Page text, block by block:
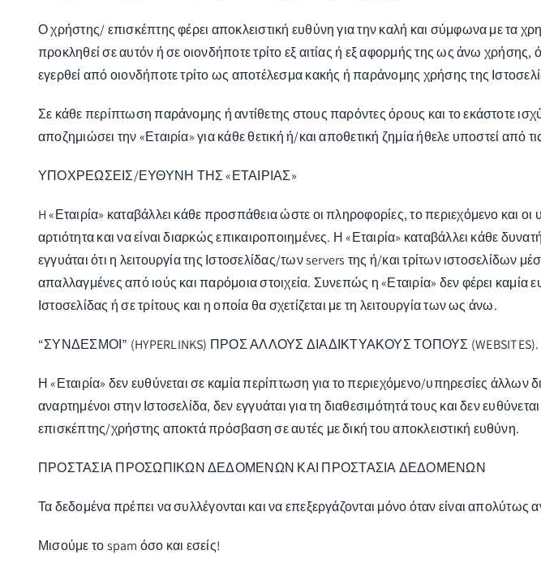
Ο χρήστης/ επισκέπτης φέρει αποκλειστική ευθύνη για την καλή και σύμφωνα με τα
προκληθεί σε αυτόν ή σε οιονδήποτε τρίτο εξ αιτίας ή εξ αφορμής της ως άνω
εγερθεί από οιονδήποτε τρίτο ως αποτέλεσμα κακής ή παράνομης χρήσης της
Σε κάθε περίπτωση παράνομης ή αντίθετης στους παρόντες όρους και το εκάστοτε
αποζημιώσει την «Εταιρία» για κάθε θετική ή/και αποθετική ζημία ήθελε υποστεί από
ΥΠΟΧΡΕΩΣΕΙΣ/ΕΥΘΥΝΗ ΤΗΣ «ΕΤΑΙΡΙΑΣ»
H «Εταιρία» καταβάλλει κάθε προσπάθεια ώστε οι πληροφορίες, το περιεχόμενο και
αρτιότητα και να είναι διαρκώς επικαιροποιημένες. Η «Εταιρία» καταβάλλει κάθε
εγγυάται ότι η λειτουργία της Ιστοσελίδας/των servers της ή/και τρίτων ιστοσελίδων
απαλλαγμένες από ιούς και παρόμοια στοιχεία. Συνεπώς η «Εταιρία» δεν φέρει
Ιστοσελίδας ή σε τρίτους και η οποία θα σχετίζεται με τη λειτουργία των ως άνω.
“ΣΥΝΔΕΣΜΟΙ” (HYPERLINKS) ΠΡΟΣ ΑΛΛΟΥΣ ΔΙΑΔΙΚΤΥΑΚΟΥΣ ΤΟΠΟΥΣ (WEBSITES).
Η «Εταιρία» δεν ευθύνεται σε καμία περίπτωση για το περιεχόμενο/υπηρεσίες
αναρτημένοι στην Ιστοσελίδα, δεν εγγυάται για τη διαθεσιμότητά τους και δεν
επισκέπτης/χρήστης αποκτά πρόσβαση σε αυτές με δική του αποκλειστική ευθύνη.
ΠΡΟΣΤΑΣΙΑ ΠΡΟΣΩΠΙΚΩΝ ΔΕΔΟΜΕΝΩΝ ΚΑΙ ΠΡΟΣΤΑΣΙΑ ΔΕΔΟΜΕΝΩΝ
Τα δεδομένα πρέπει να συλλέγονται και να επεξεργάζονται μόνο όταν είναι απολύτως
Μισούμε το spam όσο και εσείς!